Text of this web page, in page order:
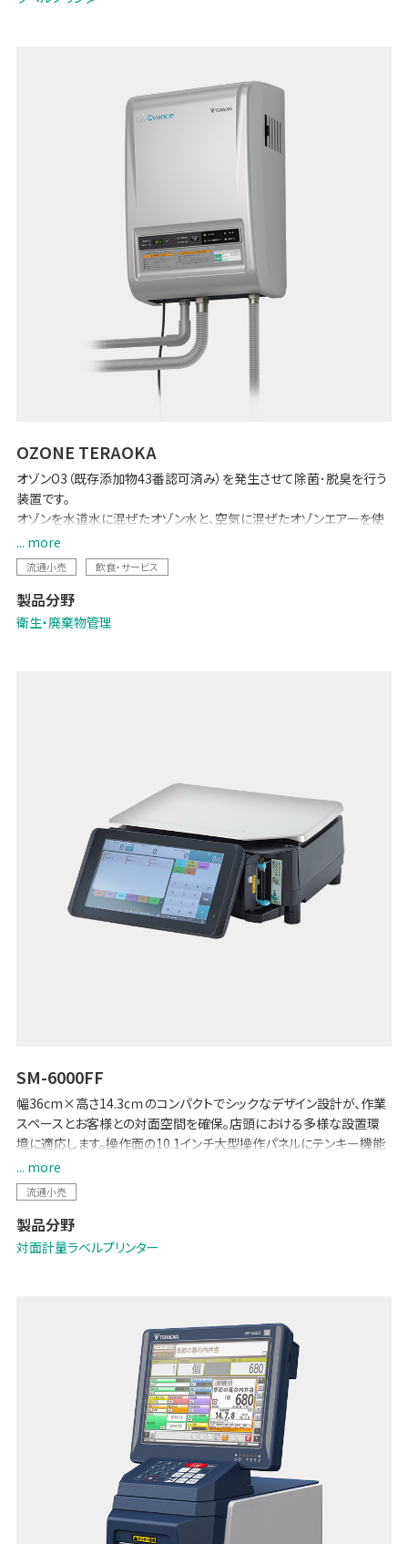
OZONE TERAOKA
オゾンO3（既存添加物43番認可済み）を発生させて除菌･脱臭を行う
装置です。
オゾンを水道水に混ぜたオゾン水と、空気に混ぜたオゾンエアーを使
い分けることで、カビ・ぬめり除去、野菜の鮮度保持や害虫忌避など幅
広い用途に使用できます。
オゾンは空気中の酸素を原料に電気で作るのでとても経済的。
有害物質を一切残さない、環境にやさしい物質です。
手軽に衛生強化が図れ、お客様や働くスタッフの安心に寄与します。
... more
流通小売 飲食・サービス
製品分野
衛生・廃棄物管理
SM-6000FF
幅36cm×高さ14.3cｍのコンパクトでシックなデザイン設計が、作業
スペースとお客様との対面空間を確保。店頭における多様な設置環
境に適応します。操作面の10.1インチ大型操作パネルにテンキー機能
を収め、直感的な操作性と衛生的な運用管理を実現します。
... more
流通小売
製品分野
対面計量ラベルプリンター